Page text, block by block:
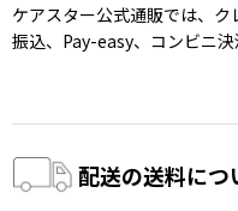
ケアスター公式通販では、
振込、Pay-easy、コンビニ決
配送の送料につ